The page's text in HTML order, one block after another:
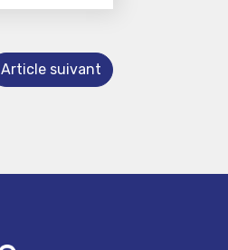
Article suivant